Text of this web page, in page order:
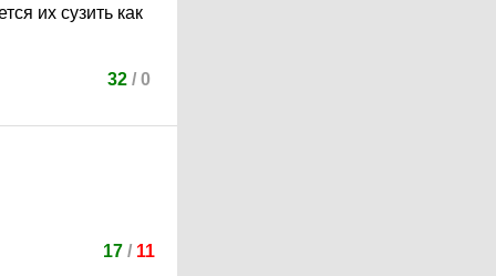
их сузить как
32 / 0
17 / 11